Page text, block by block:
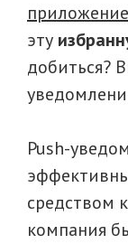
приложение
эту
добиться?
Push-
средством
компания